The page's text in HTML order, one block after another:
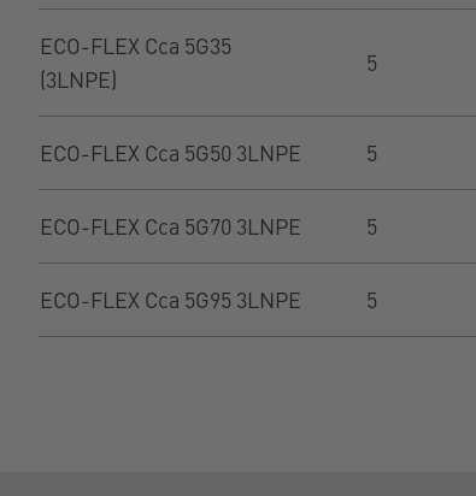
ECO-FLEX Cca 5G35
(3LNPE)
5
ECO-FLEX Cca 5G50 3LNPE 5
ECO-FLEX Cca 5G70 3LNPE 5
ECO-FLEX Cca 5G95 3LNPE 5